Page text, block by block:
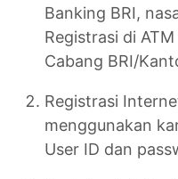
Banking BRI,
Registrasi di
Cabang BRI/
Registrasi
menggunakan
User ID dan